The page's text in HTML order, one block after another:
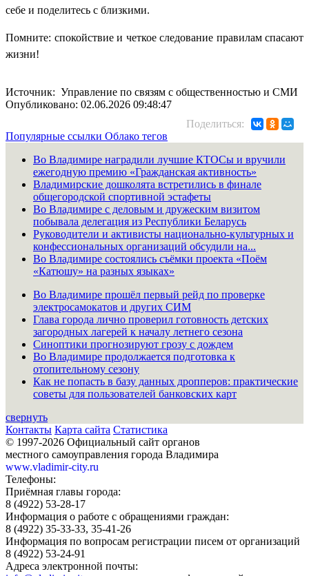
себе и поделитесь с близкими.
Помните: спокойствие и четкое следование правилам спасают
жизни!
Источник: Управление по связям с общественностью и СМИ
Опубликовано: 02.06.2026 09:48:47
Поделиться:
Популярные ссылки Облако тегов
Во Владимире наградили лучшие КТОСы и вручили
ежегодную премию «Гражданская активность»
Владимирские дошколята встретились в финале
общегородской спортивной эстафеты
Во Владимире с деловым и дружеским визитом
побывала делегация из Республики Беларусь
Руководители и активисты национально-культурных и
конфессиональных организаций обсудили на...
Во Владимире состоялись съёмки проекта «Поём
«Катюшу» на разных языках»
Во Владимире прошёл первый рейд по проверке
электросамокатов и других СИМ
Глава города лично проверил готовность детских
загородных лагерей к началу летнего сезона
Синоптики прогнозируют грозу с дождем
Во Владимире продолжается подготовка к
отопительному сезону
Как не попасть в базу данных дропперов: практические
советы для пользователей банковских карт
свернуть
Контакты Карта сайта Статистика
© 1997-2026 Официальный сайт органов
местного самоуправления города Владимира
www.vladimir-city.ru
Телефоны:
Приёмная главы города:
8 (4922) 53-28-17
Информация о работе с обращениями граждан:
8 (4922) 35-33-33, 35-41-26
Информация по вопросам регистрации писем от организаций
8 (4922) 53-24-91
Адреса электронной почты: